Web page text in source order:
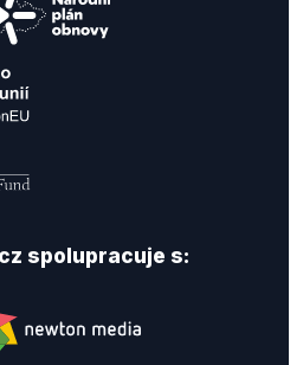
spolupracuje s: